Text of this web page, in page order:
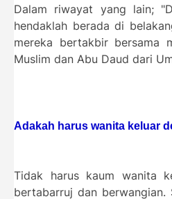
Dalam riwayat yang lain;
hendaklah berada di
mereka bertakbir bersama
Muslim dan Abu Daud dari
Adakah harus wanita keluar
Tidak harus kaum wanita
bertabarruj dan berwangian.